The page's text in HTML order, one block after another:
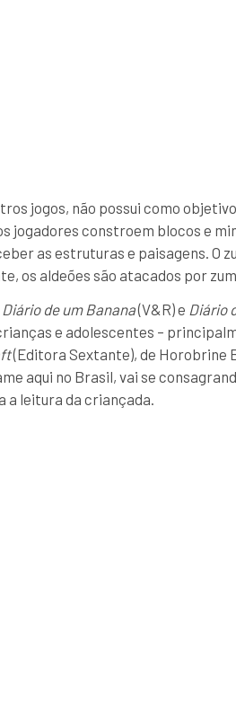
jogos, não possui como
jogadores constroem blocos e
as estruturas e paisagens. O
os aldeões são atacados por
Diário de um Banana(V&R) e Diário
e adolescentes –
(Editora Sextante), de Horobrine
aqui no Brasil, vai se
a leitura da criançada.